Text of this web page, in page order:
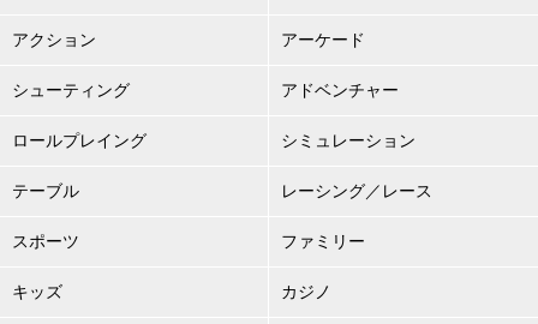
アクション アーケード
シューティング アドベンチャー
ロールプレイング シミュレーション
テーブル レーシング／レース
スポーツ ファミリー
キッズ カジノ